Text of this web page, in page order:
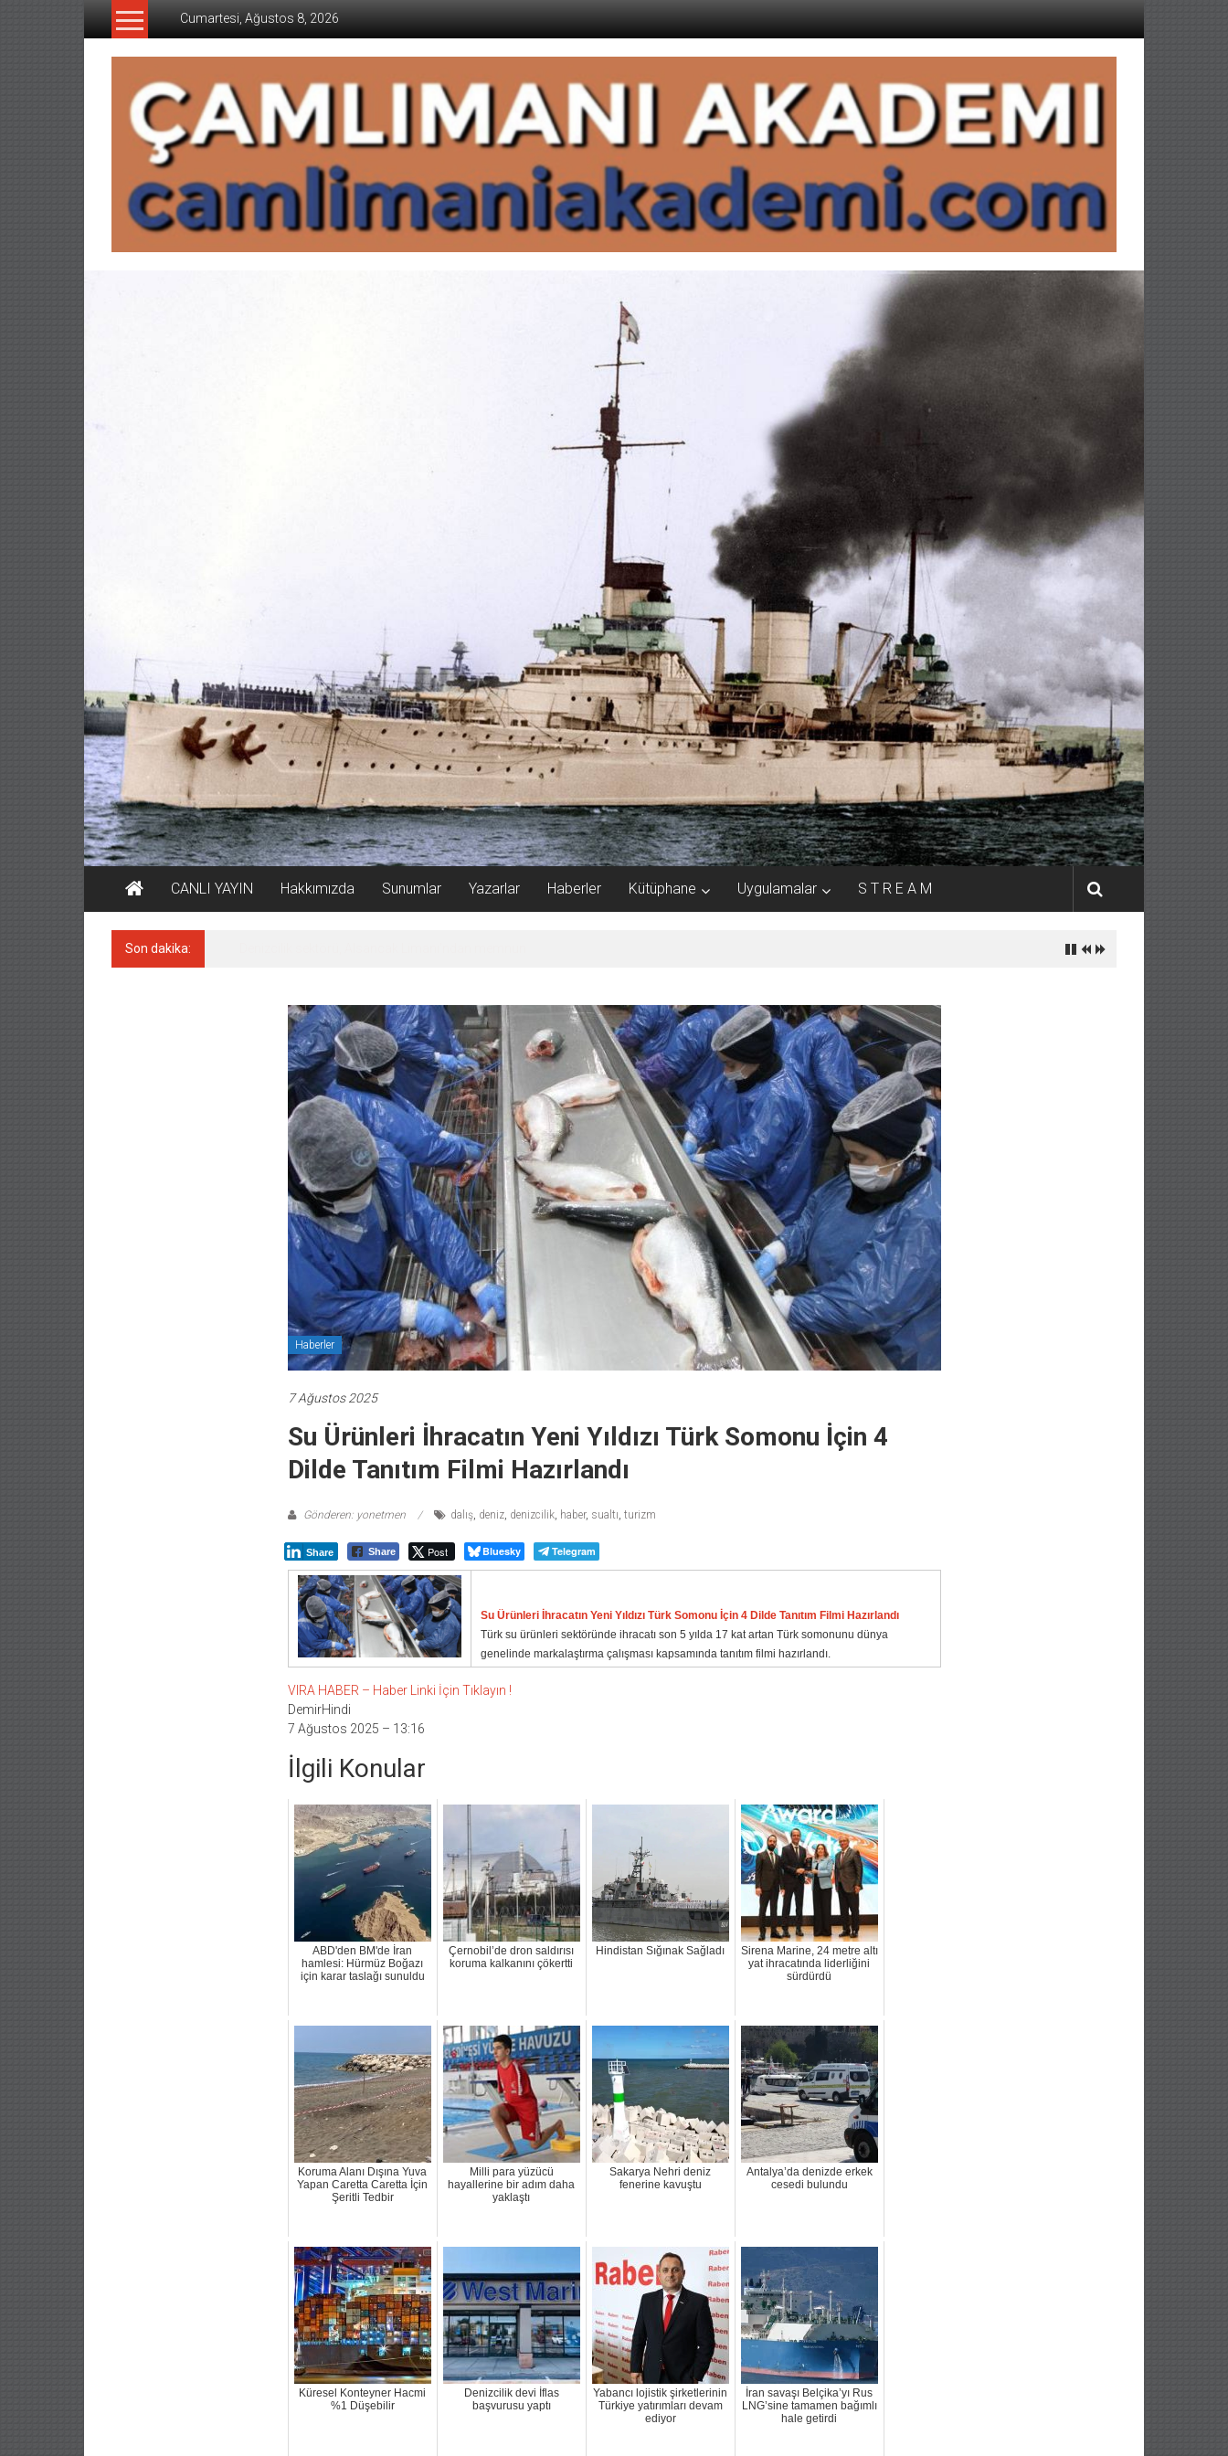
İçeriğe
Cumartesi, Ağustos 8, 2026
CAMLIMANI
AKADEMI
CANLI YAYIN Hakkımızda Sunumlar Yazarlar Haberler Kütüphane Uygulamalar S T R E A M
Son dakika:
Haberler
7 Ağustos 2025
Su Ürünleri İhracatın Yeni Yıldızı Türk Somonu İçin 4
Dilde Tanıtım Filmi Hazırlandı
Gönderen: yonetmen dalış, deniz, denizcilik, haber, sualtı, turizm
Share Share Post Bluesky Telegram
Su Ürünleri İhracatın Yeni Yıldızı Türk Somonu İçin 4 Dilde Tanıtım Filmi Hazırlandı
Türk su ürünleri sektöründe ihracatı son 5 yılda 17 kat artan Türk somonunu dünya
genelinde markalaştırma çalışması kapsamında tanıtım filmi hazırlandı.
VIRA HABER – Haber Linki İçin Tıklayın !
DemirHindi
7 Ağustos 2025 – 13:16
İlgili Konular
ABD'den BM'de İran
hamlesi: Hürmüz Boğazı
için karar taslağı sunuldu
Çernobil’de dron saldırısı
koruma kalkanını çökertti
Hindistan Sığınak Sağladı
Sirena Marine, 24 metre altı
yat ihracatında liderliğini
sürdürdü
Koruma Alanı Dışına Yuva
Yapan Caretta Caretta İçin
Şeritli Tedbir
Milli para yüzücü
hayallerine bir adım daha
yaklaştı
Sakarya Nehri deniz
fenerine kavuştu
Antalya’da denizde erkek
cesedi bulundu
Küresel Konteyner Hacmi
%1 Düşebilir
Denizcilik devi İflas
başvurusu yaptı
Yabancı lojistik şirketlerinin
Türkiye yatırımları devam
ediyor
İran savaşı Belçika’yı Rus
LNG’sine tamamen bağımlı
hale getirdi